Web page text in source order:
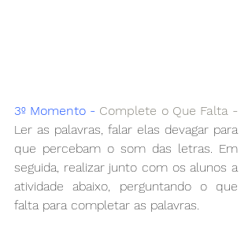
3º Momento -
Ler as palavras, falar elas devagar para
que percebam o som das letras. Em
seguida, realizar junto com os alunos a
atividade abaixo, perguntando o que
falta para completar as palavras.